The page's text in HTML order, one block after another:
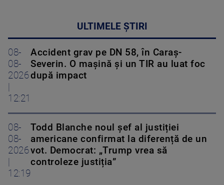
ULTIMELE ȘTIRI
08-
08-
2026
12:21
Accident grav pe DN 58, în Caraș-
Severin. O mașină și un TIR au luat foc
după impact
08-
08-
2026
12:19
Todd Blanche noul șef al justiției
americane confirmat la diferență de un
vot. Democrat: „Trump vrea să
controleze justiția”